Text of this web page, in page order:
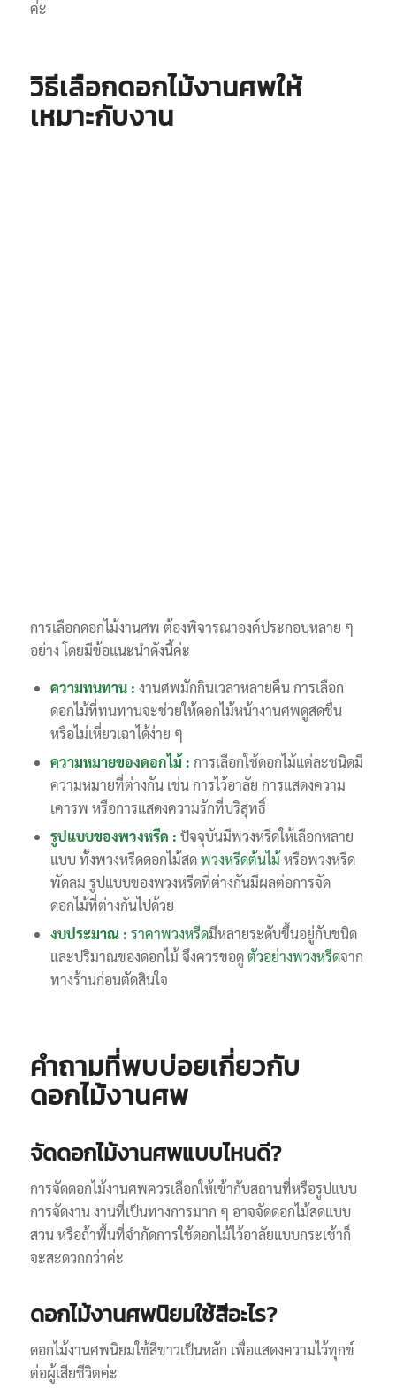
ค่ะ
วิธีเลือกดอกไม้งานศพให้
เหมาะกับงาน
การเลือกดอกไม้งานศพ ต้องพิจารณาองค์ประกอบหลาย ๆ
อย่าง โดยมีข้อแนะนำดังนี้ค่ะ
ความทนทาน : งานศพมักกินเวลาหลายคืน การเลือก
ดอกไม้ที่ทนทานจะช่วยให้ดอกไม้หน้างานศพดูสดชื่น
หรือไม่เหี่ยวเฉาได้ง่าย ๆ
ความหมายของดอกไม้ : การเลือกใช้ดอกไม้แต่ละชนิดมี
ความหมายที่ต่างกัน เช่น การไว้อาลัย การแสดงความ
เคารพ หรือการแสดงความรักที่บริสุทธิ์
รูปแบบของพวงหรีด : ปัจจุบันมีพวงหรีดให้เลือกหลาย
แบบ ทั้งพวงหรีดดอกไม้สดพวงหรีดต้นไม้ หรือพวงหรีด
พัดลม รูปแบบของพวงหรีดที่ต่างกันมีผลต่อการจัด
ดอกไม้ที่ต่างกันไปด้วย
งบประมาณ : ราคาพวงหรีดมีหลายระดับขึ้นอยู่กับชนิด
และปริมาณของดอกไม้ จึงควรขอดูตัวอย่างพวงหรีดจาก
ทางร้านก่อนตัดสินใจ
คำถามที่พบบ่อยเกี่ยวกับ
ดอกไม้งานศพ
จัดดอกไม้งานศพแบบไหนดี?
การจัดดอกไม้งานศพควรเลือกให้เข้ากับสถานที่หรือรูปแบบ
การจัดงาน งานที่เป็นทางการมาก ๆ อาจจัดดอกไม้สดแบบ
สวน หรือถ้าพื้นที่จำกัดการใช้ดอกไม้ไว้อาลัยแบบกระเช้าก็
จะสะดวกกว่าค่ะ
ดอกไม้งานศพนิยมใช้สีอะไร?
ดอกไม้งานศพนิยมใช้สีขาวเป็นหลัก เพื่อแสดงความไว้ทุกข์
ต่อผู้เสียชีวิตค่ะ